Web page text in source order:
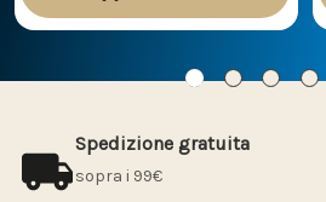
Spedizione gratuita
sopra i 99€